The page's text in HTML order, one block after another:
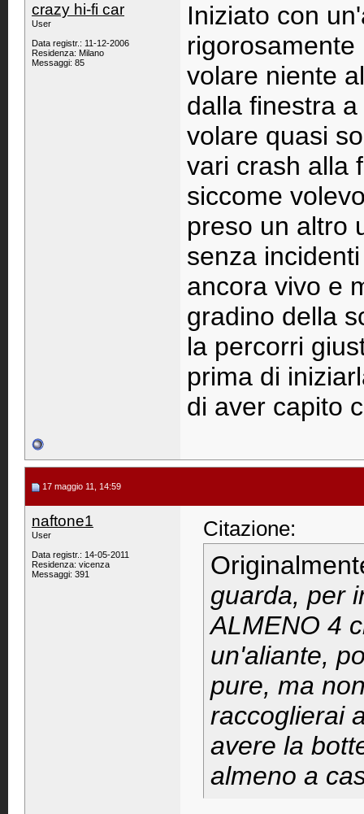
crazy hi-fi car
User
Data registr.: 11-12-2006
Residenza: Milano
Messaggi: 85
Iniziato con
volare niente
dalla finestra
volare quasi
vari crash alla
siccome
preso un altro
senza
ancora vivo e
gradino della
la percorri
prima di
di aver capito
17 maggio 11, 14:59
naftone1
User
Data registr.: 14-05-2011
Residenza: vicenza
Messaggi: 391
Citazione:
guarda, per
ALMENO 4
un'aliante,
pure, ma
raccoglierai
avere la
almeno a